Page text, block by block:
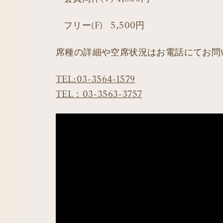
フリー(F) 5,500円
席種の詳細や空席状況はお電話にてお問
TEL:03-3564-1579
TEL：03-3563-3757